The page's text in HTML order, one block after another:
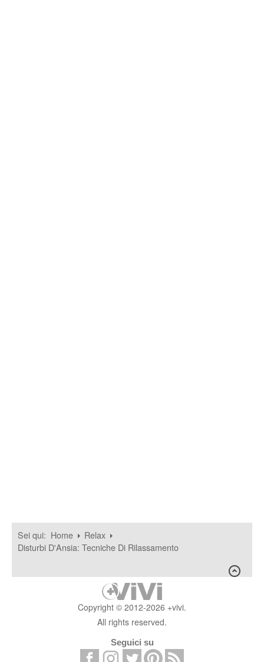
Sei qui: Home
Relax
Disturbi D'Ansia: Tecniche Di Rilassamento
Copyright © 2012-2026 +vivi.
All rights reserved.
Seguici su